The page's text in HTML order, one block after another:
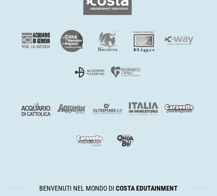
BENVENUTI NEL MONDO DI COSTA EDUTAINMENT